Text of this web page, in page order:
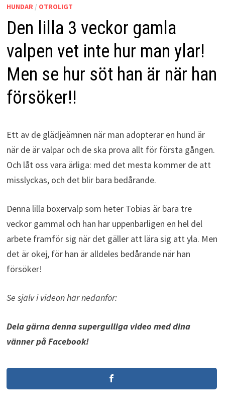
HUNDAR/ OTROLIGT
Den lilla 3 veckor gamla
valpen vet inte hur man ylar!
Men se hur söt han är när han
försöker!!
Ett av de glädjeämnen när man adopterar en hund är
när de är valpar och de ska prova allt för första gången.
Och låt oss vara ärliga: med det mesta kommer de att
misslyckas, och det blir bara bedårande.
Denna lilla boxervalp som heter Tobias är bara tre
veckor gammal och han har uppenbarligen en hel del
arbete framför sig när det gäller att lära sig att yla. Men
det är okej, för han är alldeles bedårande när han
försöker!
Se själv i videon här nedanför:
Dela gärna denna supergulliga video med dina
vänner på Facebook!